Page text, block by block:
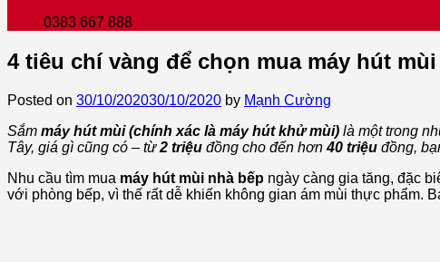
0383 667 888
4 tiêu chí vàng để chọn mua máy hút
Posted on 30/10/202030/10/2020 by Mạnh Cường
Sắm máy hút mùi (chính xác là máy hút khử mùi) là một trong
Tây, giá gì cũng có – từ2 triệu đồng cho đến hơn40 triệu đồng,
Nhu cầu tìm mua máy hút mùi nhà bếp ngày càng gia tăng, đặc
với phòng bếp, vì thế rất dễ khiến không gian ám mùi thực phẩm.